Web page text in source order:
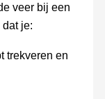
veer bij een
je:
trekveren en